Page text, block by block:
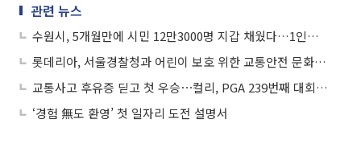
관련 뉴스
수원시, 5개월만에 시민 12만3000명 지갑 채웠다…1인당 평균 4만8000원 돌려받아
롯데리아, 서울경찰청과 어린이 보호 위한 교통안전 문화 확산 협약
교통사고 후유증 딛고 첫 우승⋯컬리, PGA 239번째 대회서 감격
‘경험 無도 환영’ 첫 일자리 도전 설명서